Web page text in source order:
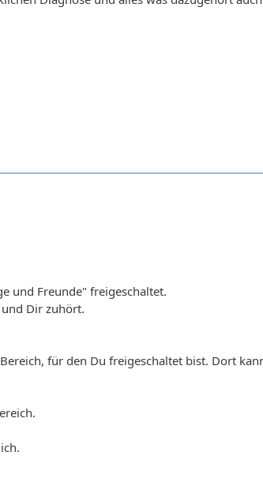
und Freunde" freigeschaltet.
Dir zuhört.
für den Du freigeschaltet bist. Dort